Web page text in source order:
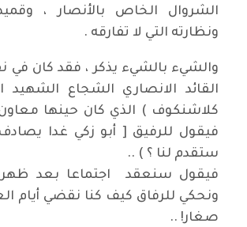
الشروال الخاص بالأنصار ،
ونظارته التي لا تفارقه .
والشيء بالشيء يذكر ، فقد كان
القائد الانصاري الشجاع الشهيد
كلاشنكوف ) الذي كان حينها
فيقول للرفيق [ أبو زكي غدا يصادف
ستقدم لنا ؟ ) ..
فيقول سنعقد اجتماعا بعد ظهر
ونحكي للرفاق كيف كنا نقضي أيام
صغار! ..